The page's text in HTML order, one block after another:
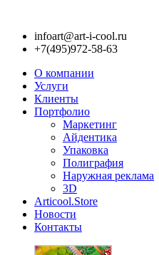
infoart@art-i-cool.ru
+7(495)972-58-63
О компании
Услуги
Клиенты
Портфолио
Маркетинг
Айдентика
Упаковка
Полиграфия
Наружная реклама
3D
Articool.Store
Новости
Контакты